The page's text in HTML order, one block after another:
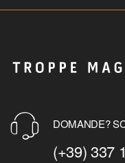
DOMANDE?
(+39) 337